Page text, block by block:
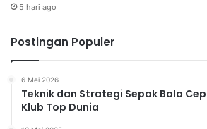
5 hari ago
Postingan Populer
6 Mei 2026
Teknik dan Strategi Sepak Bola
Klub Top Dunia